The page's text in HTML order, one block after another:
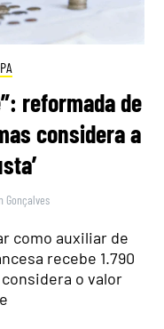
reformada de
considera a
Gonçalves
como auxiliar de
recebe 1.790
o valor